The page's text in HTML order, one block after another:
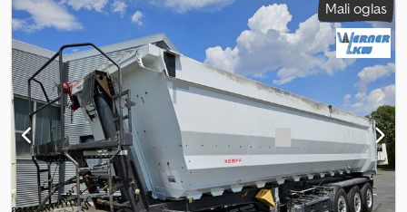
Poškodovana v nesreči - prikolica je ležala na strehi * Popolnoma
vozna - popolnoma funkcionalna!!!! * 3 osi * Aluminijasta platišča
Alcoa * Dvižna os * Ponjava * POZOR NESREČNA ŠKODA * TÜV do
11/26
Mali oglas